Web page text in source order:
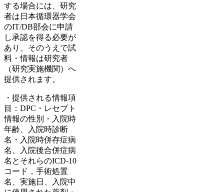
する場合には、研究
者は日本循環器学会
のIT/DB部会に申請
し承認を得る必要が
あり、そのうえで試
料・情報は研究者
（研究実施機関）へ
提供されます。
・提供される情報項
目：DPC・レセプト
情報の性別・入院時
年齢、入院時診断
名・入院時併存症病
名、入院後合併症病
名とそれらのICD-10
コード，手術処置
名、実施日、入院中